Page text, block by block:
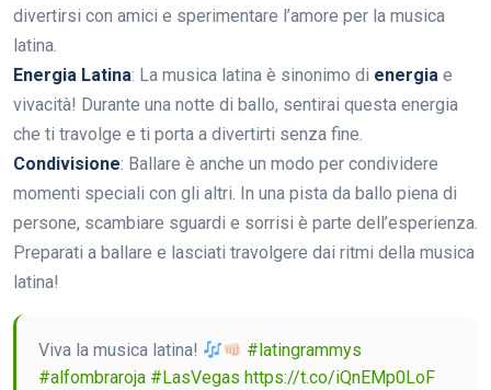
divertirsi con amici e sperimentare l’amore per la musica
latina.
Energia Latina: La musica latina è sinonimo di energia e
vivacità! Durante una notte di ballo, sentirai questa energia
che ti travolge e ti porta a divertirti senza fine.
Condivisione: Ballare è anche un modo per condividere
momenti speciali con gli altri. In una pista da ballo piena di
persone, scambiare sguardi e sorrisi è parte dell’esperienza.
Preparati a ballare e lasciati travolgere dai ritmi della musica
latina!
Viva la musica latina!
#latingrammys
#alfombraroja #LasVegas https://t.co/iQnEMp0LoF